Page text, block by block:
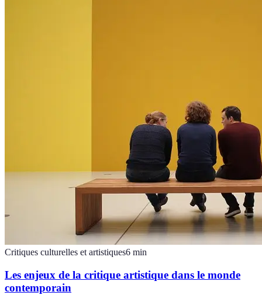
Critiques culturelles et artistiques6 min
Les enjeux de la critique artistique dans le monde
contemporain